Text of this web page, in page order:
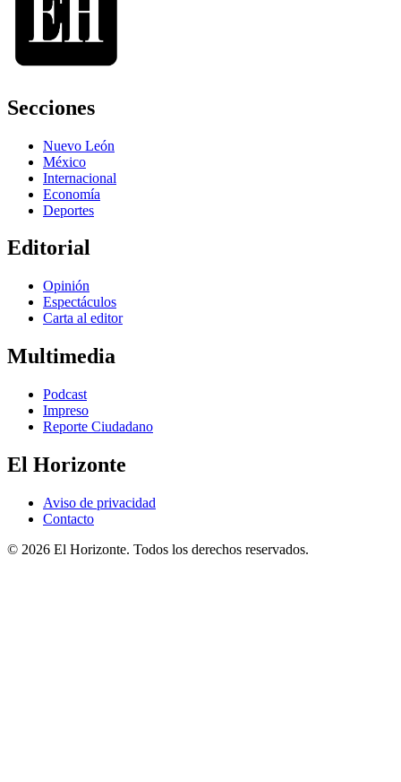
Secciones
Nuevo León
México
Internacional
Economía
Deportes
Editorial
Opinión
Espectáculos
Carta al editor
Multimedia
Podcast
Impreso
Reporte Ciudadano
El Horizonte
Aviso de privacidad
Contacto
© 2026 El Horizonte. Todos los derechos reservados.